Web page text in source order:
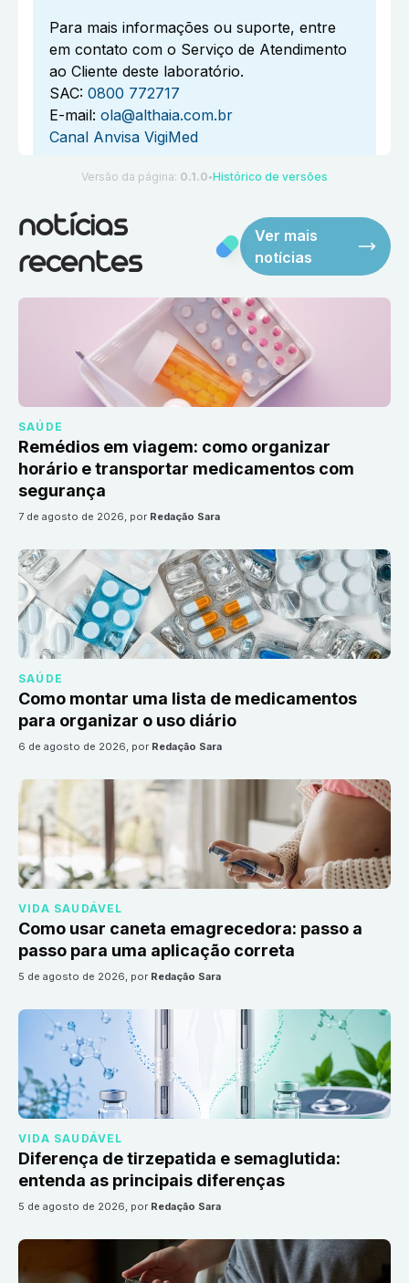
Para mais informações ou suporte, entre
em contato com o Serviço de Atendimento
ao Cliente deste laboratório.
SAC: 0800 772717
E-mail: ola@althaia.com.br
Canal Anvisa VigiMed
Versão da página: 0.1.0 ●Histórico de versões
notícias
recentes
Ver mais
notícias
SAÚDE
Remédios em viagem: como organizar
horário e transportar medicamentos com
segurança
7 de agosto de 2026, por Redação Sara
SAÚDE
Como montar uma lista de medicamentos
para organizar o uso diário
6 de agosto de 2026, por Redação Sara
VIDA SAUDÁVEL
Como usar caneta emagrecedora: passo a
passo para uma aplicação correta
5 de agosto de 2026, por Redação Sara
VIDA SAUDÁVEL
Diferença de tirzepatida e semaglutida:
entenda as principais diferenças
5 de agosto de 2026, por Redação Sara